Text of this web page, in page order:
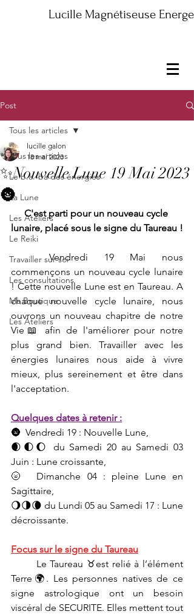
Lucille Magnétiseuse
Post
Tous les articles
Le b.a.-ba des énergies
La Lune
Les Ateliers
Le Reiki
Travailler sur soi
Les consultations
Ma Boutique
Les Ateliers
Tous les articles
✨Nouvelle Lune 19 Mai 2023
🌚
lucille galon
18 mai 2023
C'est parti pour un nouveau cycle
lunaire, placé sous le signe du Taureau !
	Vendredi 19 Mai nous
commençons un nouveau cycle lunaire
! Cette nouvelle Lune est en Taureau. A
chaque nouvelle cycle lunaire, nous
ouvrons un nouveau chapitre de notre
Vie📖 afin de l'améliorer pour notre
plus grand bien. Travailler avec les
énergies lunaires nous aide à vivre
mieux, plus sereinement et être dans
l'acceptation.
Quelques dates à retenir :
🌚  Vendredi 19 : Nouvelle Lune,
🌒🌓🌔 du Samedi 20 au Samedi 03
Juin : Lune croissante,
🌝  Dimanche 04 : pleine Lune en
Sagittaire,
🌖🌗🌘 du Lundi 05 au Samedi 17 : Lune
décroissante.
Focus sur le signe du Taureau
Terre🌍. Les personnes natives de ce
signe astrologique ont un besoin
viscéral de SECURITE. Elles mettent tout